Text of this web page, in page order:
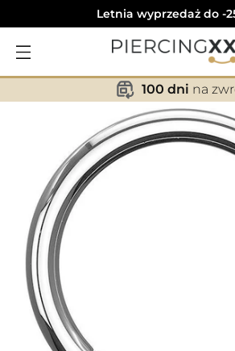
Letnia wyprzedaż do -
100 dni na